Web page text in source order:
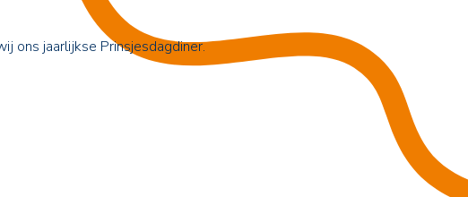
ons jaarlijkse Prinsjesdagdiner.